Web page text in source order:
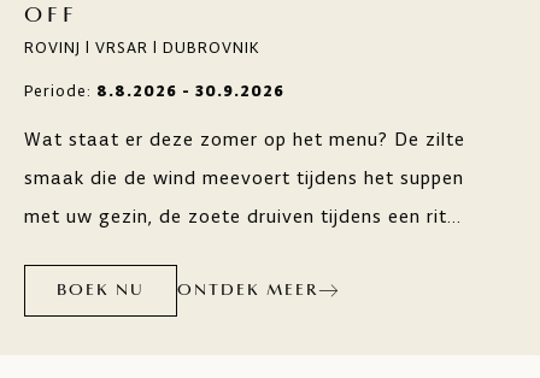
OFF
ROVINJ | VRSAR | DUBROVNIK
Periode: 8.8.2026 - 30.9.2026
Wat staat er deze zomer op het menu? De zilte
smaak die de wind meevoert tijdens het suppen
met uw gezin, de zoete druiven tijdens een rit
lokale delicatessen in toprestaurants? Wat uw
BOEK NU ONTDEK MEER